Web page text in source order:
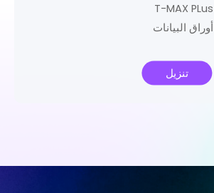
T-MAX PLus
أوراق البيانات
تنزيل